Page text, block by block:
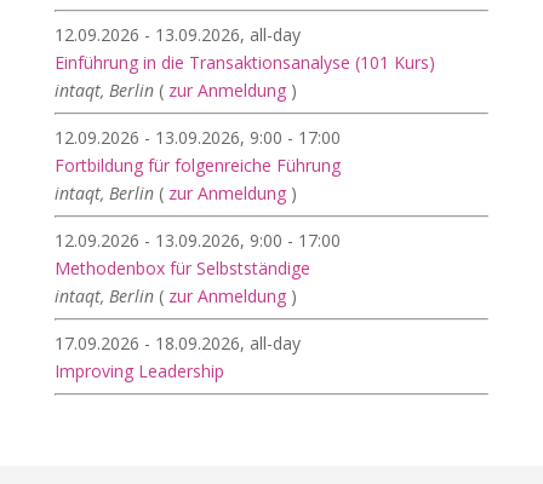
12.09.2026 - 13.09.2026, all-day
Einführung in die Transaktionsanalyse (101 Kurs)
intaqt, Berlin ( zur Anmeldung)
12.09.2026 - 13.09.2026, 9:00 - 17:00
Fortbildung für folgenreiche Führung
intaqt, Berlin ( zur Anmeldung)
12.09.2026 - 13.09.2026, 9:00 - 17:00
Methodenbox für Selbstständige
intaqt, Berlin ( zur Anmeldung)
17.09.2026 - 18.09.2026, all-day
Improving Leadership